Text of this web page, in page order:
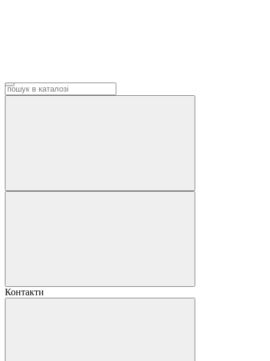
Контакти